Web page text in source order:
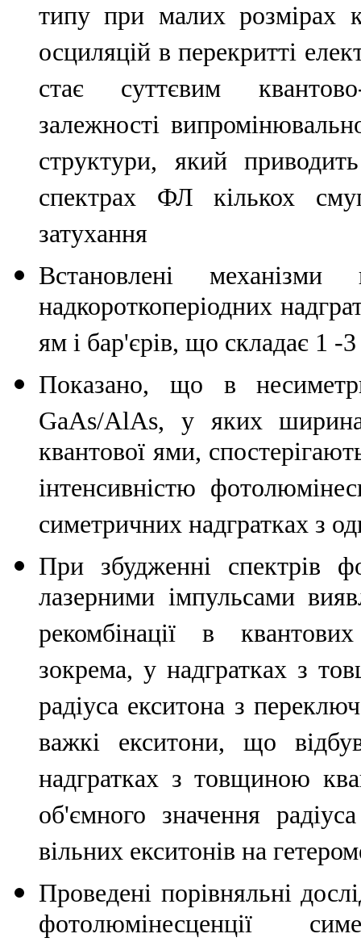
типу при малих розмірах
осциляцій в перекритті
стає суттєвим
залежності
структури, який
спектрах ФЛ кількох
затухання
Встановлені механізми
надкороткоперіодних
ям і бар'єрів, що складає 1
Показано, що в
GaAs/AlAs, у яких
квантової ями,
інтенсивністю
симетричних надгратках з
При збудженні спектрів
лазерними імпульсами
рекомбінації в
зокрема, у надгратках з
радіуса екситона з
важкі екситони, що
надгратках з товщиною
об'ємного значення
вільних екситонів на
Проведені порівняльні
фотолюмінесценції